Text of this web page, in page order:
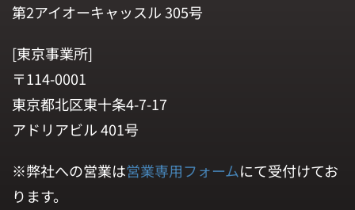
第2アイオーキャッスル 305号
[東京事業所]
〒114-0001
東京都北区東十条4-7-17
アドリアビル 401号
※弊社への営業は営業専用フォームにて受付けてお
ります。